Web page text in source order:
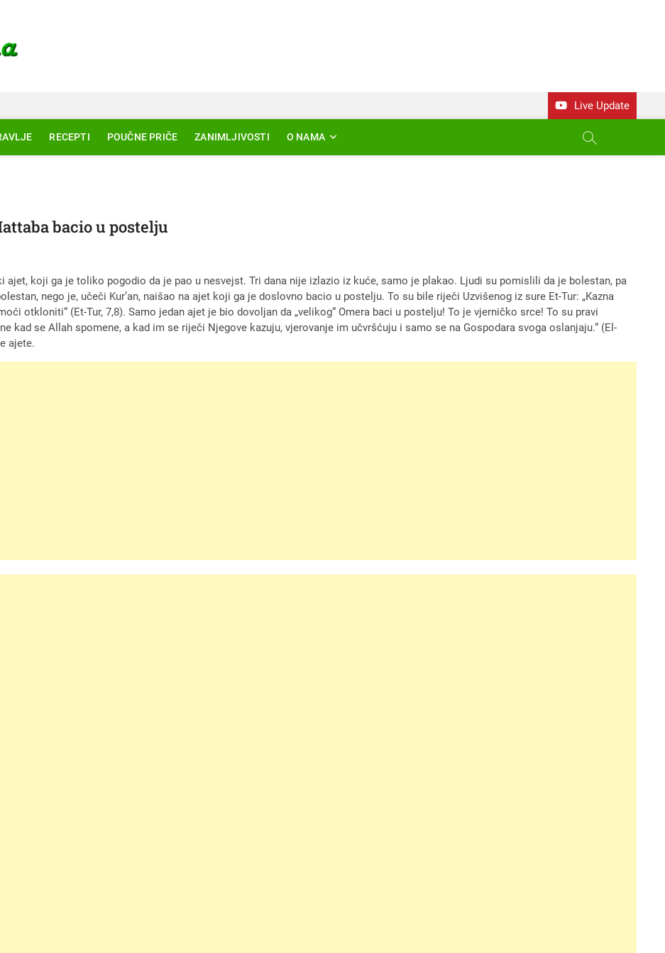
Live Update
RECEPTI POUČNE PRIČE ZANIMLJIVOSTI O NAMA
bacio u postelju
ajet, koji ga je toliko pogodio da je pao u nesvejst. Tri dana nije izlazio iz kuće, samo je plakao. Ljudi su pomislili da je bolestan, pa
nego je, učeči Kurʼan, naišao na ajet koji ga je doslovno bacio u postelju. To su bile riječi Uzvišenog iz sure Et-Tur: „Kazna
otkloniti“ (Et-Tur, 7,8). Samo jedan ajet je bio dovoljan da „velikog“ Omera baci u postelju! To je vjerničko srce! To su pravi
kad se Allah spomene, a kad im se riječi Njegove kazuju, vjerovanje im učvršćuju i samo se na Gospodara svoga oslanjaju.“ (El-
ajete.